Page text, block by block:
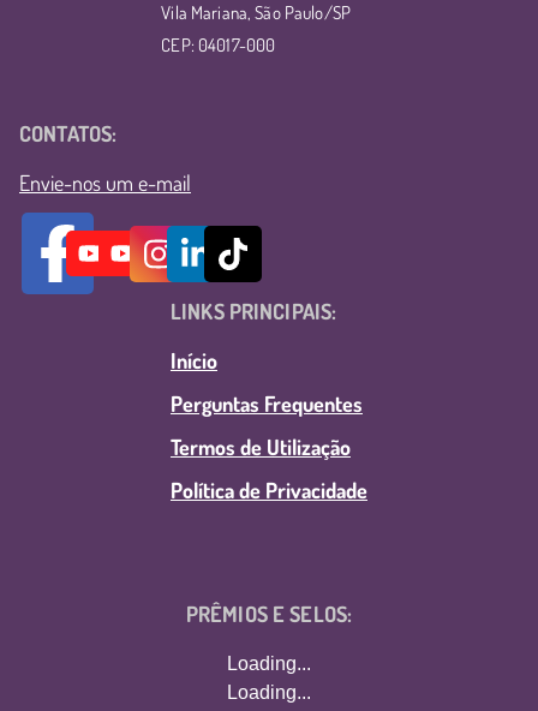
Vila Mariana, São Paulo/SP
CEP: 04017-000
CONTATOS:
Envie-nos um e-mail
LINKS PRINCIPAIS:
Início
Perguntas Frequentes
Termos de Utilização
Política de Privacidade
PRÊMIOS E SELOS:
Loading...
Loading...